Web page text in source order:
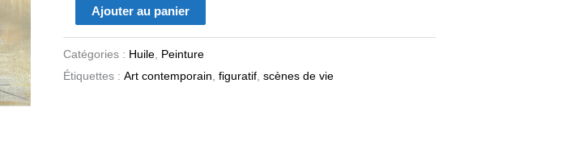
Ajouter au panier
Catégories : Huile
Peinture
Étiquettes : Art contemporain figuratif scènes de vie